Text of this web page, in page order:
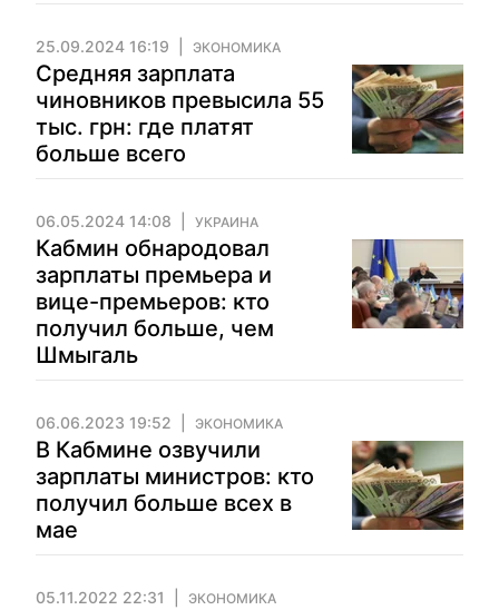
25.09.2024 16:19 ЭКОНОМИКА
Средняя зарплата
чиновников превысила 55
тыс. грн: где платят
больше всего
06.05.2024 14:08 УКРАИНА
Кабмин обнародовал
зарплаты премьера и
вице-премьеров: кто
получил больше, чем
Шмыгаль
06.06.2023 19:52 ЭКОНОМИКА
В Кабмине озвучили
зарплаты министров: кто
получил больше всех в
мае
05.11.2022 22:31 ЭКОНОМИКА